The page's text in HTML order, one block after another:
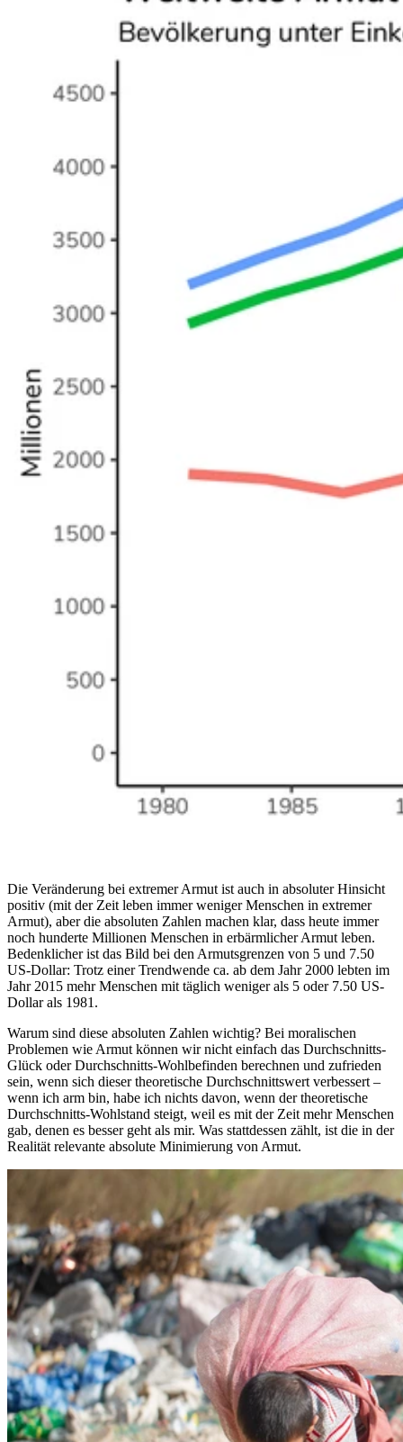
Die Veränderung bei extremer Armut ist auch in absoluter Hinsicht
positiv (mit der Zeit leben immer weniger Menschen in extremer
Armut), aber die absoluten Zahlen machen klar, dass heute immer
noch hunderte Millionen Menschen in erbärmlicher Armut leben.
Bedenklicher ist das Bild bei den Armutsgrenzen von 5 und 7.50
US-Dollar: Trotz einer Trendwende ca. ab dem Jahr 2000 lebten im
Jahr 2015 mehr Menschen mit täglich weniger als 5 oder 7.50 US-
Dollar als 1981.
Warum sind diese absoluten Zahlen wichtig? Bei moralischen
Problemen wie Armut können wir nicht einfach das Durchschnitts-
Glück oder Durchschnitts-Wohlbefinden berechnen und zufrieden
sein, wenn sich dieser theoretische Durchschnittswert verbessert –
wenn ich arm bin, habe ich nichts davon, wenn der theoretische
Durchschnitts-Wohlstand steigt, weil es mit der Zeit mehr Menschen
gab, denen es besser geht als mir. Was stattdessen zählt, ist die in der
Realität relevante absolute Minimierung von Armut.